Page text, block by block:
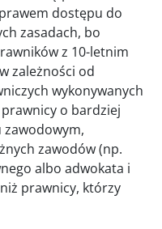
dostępu do
zasadach, bo
z 10-letnim
zależności od
wykonywanych
o bardziej
zawodów (np.
albo adwokata i
prawnicy, którzy